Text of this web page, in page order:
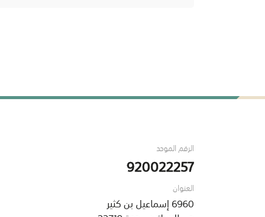
الرقم الموحد
920022257
العنوان
6960 إسماعيل بن كثير